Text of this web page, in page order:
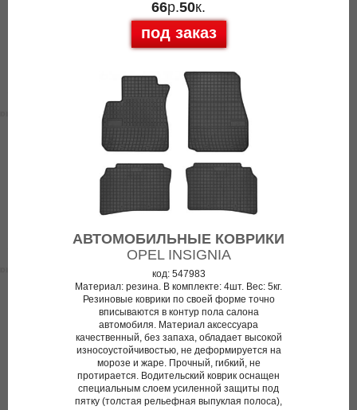
66р.50к.
под заказ
АВТОМОБИЛЬНЫЕ КОВРИКИ
OPEL INSIGNIA
код: 547983
Материал: резина. В комплекте: 4шт. Вес: 5кг.
Резиновые коврики по своей форме точно
вписываются в контур пола салона
автомобиля. Материал аксессуара
качественный, без запаха, обладает высокой
износоустойчивостью, не деформируется на
морозе и жаре. Прочный, гибкий, не
протирается. Водительский коврик оснащен
специальным слоем усиленной защиты под
пятку (толстая рельефная выпуклая полоса),